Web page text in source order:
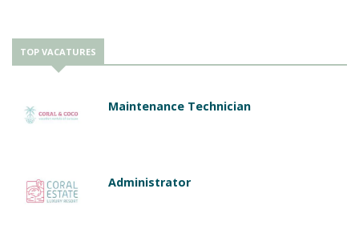
TOP VACATURES
Maintenance Technician
Administrator